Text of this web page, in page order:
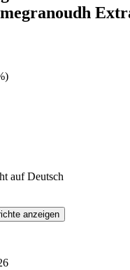
auf Deutsch
anzeigen